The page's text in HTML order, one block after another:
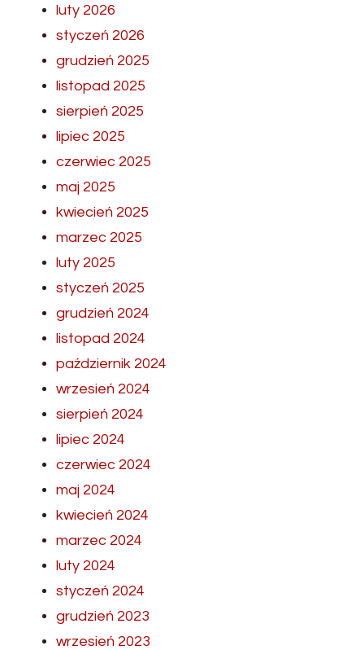
luty 2026
styczeń 2026
grudzień 2025
listopad 2025
sierpień 2025
lipiec 2025
czerwiec 2025
maj 2025
kwiecień 2025
marzec 2025
luty 2025
styczeń 2025
grudzień 2024
listopad 2024
październik 2024
wrzesień 2024
sierpień 2024
lipiec 2024
czerwiec 2024
maj 2024
kwiecień 2024
marzec 2024
luty 2024
styczeń 2024
grudzień 2023
wrzesień 2023